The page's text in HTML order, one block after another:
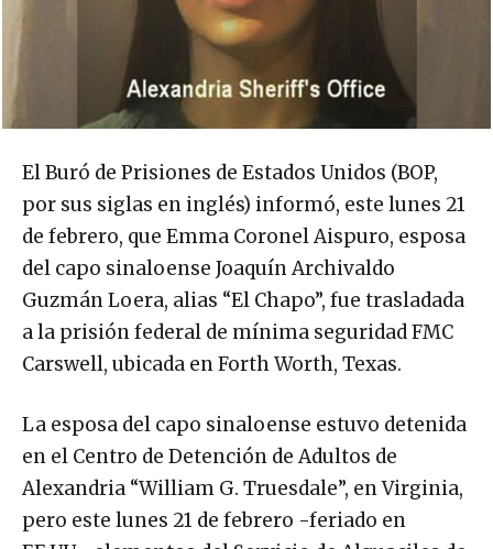
El Buró de Prisiones de Estados Unidos (BOP,
por sus siglas en inglés) informó, este lunes 21
de febrero, que Emma Coronel Aispuro, esposa
del capo sinaloense Joaquín Archivaldo
Guzmán Loera, alias “El Chapo”, fue trasladada
a la prisión federal de mínima seguridad FMC
Carswell, ubicada en Forth Worth, Texas.
La esposa del capo sinaloense estuvo detenida
en el Centro de Detención de Adultos de
Alexandria “William G. Truesdale”, en Virginia,
pero este lunes 21 de febrero -feriado en
EE.UU.- elementos del Servicio de Alguaciles de